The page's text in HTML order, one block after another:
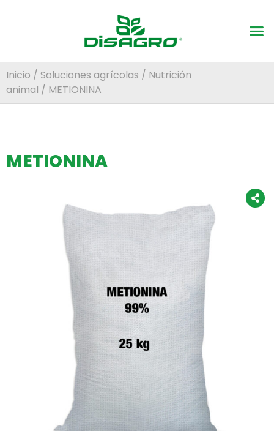
Inicio / Soluciones agrícolas / Nutrición
animal / METIONINA
METIONINA